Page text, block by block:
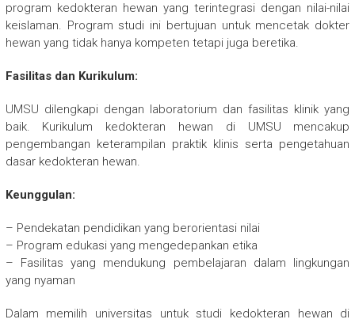
program kedokteran hewan yang terintegrasi dengan nilai-nilai
keislaman. Program studi ini bertujuan untuk mencetak dokter
hewan yang tidak hanya kompeten tetapi juga beretika.
Fasilitas dan Kurikulum:
UMSU dilengkapi dengan laboratorium dan fasilitas klinik yang
baik. Kurikulum kedokteran hewan di UMSU mencakup
pengembangan keterampilan praktik klinis serta pengetahuan
dasar kedokteran hewan.
Keunggulan:
– Pendekatan pendidikan yang berorientasi nilai
– Program edukasi yang mengedepankan etika
– Fasilitas yang mendukung pembelajaran dalam lingkungan
yang nyaman
Dalam memilih universitas untuk studi kedokteran hewan di